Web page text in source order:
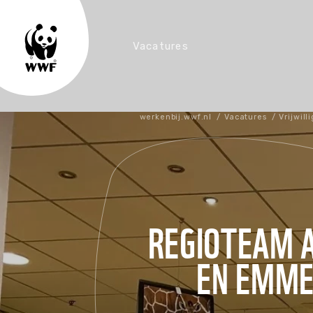
Vacatures
Vacatures Nederland Stages
Wie is WWF
werkenbij.wwf.nl / Vacatures /
REGIOTEAM
EN